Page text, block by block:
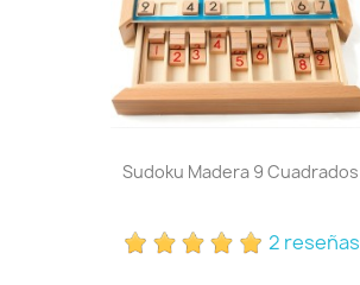
Sudoku Madera 9 Cuadrados
2 reseñas